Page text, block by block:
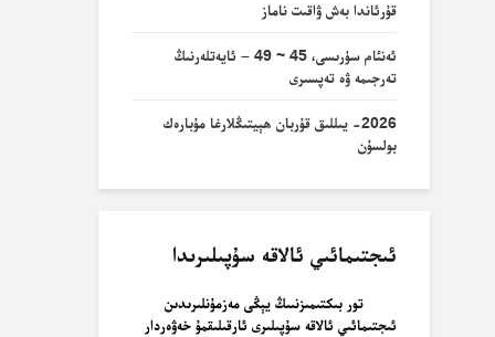
قۇرئاندا بەش ۋاقىت ناماز
ئەنئام سۈرىسى، 45 ~ 49 – ئايەتلەرنىڭ
تەرجىمە ۋە تەپسىرى
2026- يىللىق قۇربان ھېيتىڭلارغا مۇبارەك
بولسۇن
ئىجتىمائىي ئالاقە سۇپىلىرىدا
تور بىكتىمىزنىىڭ يېڭى مەزمۇنلىرىدىن
ئىجتىمائىي ئالاقە سۇپىلىرى ئارقىلىقمۇ خەۋەردار